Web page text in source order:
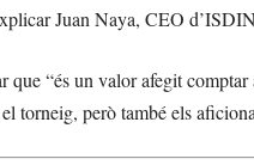
Juan Naya, CEO
“és un valor afegit
torneig, però també els